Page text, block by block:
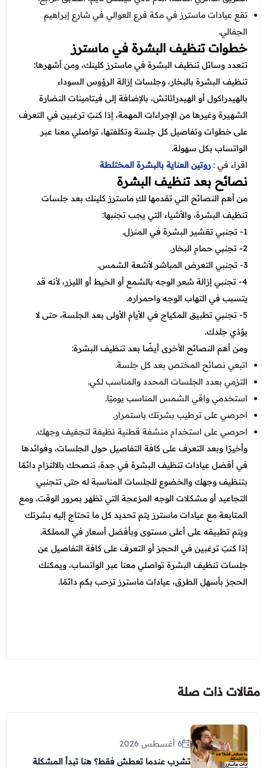
تقع عيادات ماسترز في مكة فرع العوالي في شارع إبراهيم
الجفالي.
خطوات تنظيف البشرة في ماسترز
تتعدد وسائل تنظيف البشرة في ماسترز كلينك، ومن أشهرها:
تنظيف البشرة بالبخار، وجلسات إزالة الرؤوس السوداء
بالهيدراكول أو الهيدراتاتش، بالإضافة إلى فيتامينات النضارة
الشهيرة وغيرها من الإجراءات المهمة، إذا كنتِ ترغبين في التعرف
على خطوات وتفاصيل كل جلسة وتكلفتها، تواصلي معنا عبر
الواتساب بكل سهولة.
اقراء في :روتين العناية بالبشرة المختلطة
نصائح بعد تنظيف البشرة
من أهم النصائح التي تقدمها لكِ ماسترز كلينك بعد جلسات
تنظيف البشرة، والأشياء التي يجب تجنبها:
1- تجنبي تقشير البشرة في المنزل.
2- تجنبي حمام البخار.
3- تجنبي التعرض المباشر لأشعة الشمس.
4- تجنبي إزالة شعر الوجه بالشمع أو الخيط أو الليزر، لأنه قد
يتسبب في التهاب الوجه واحمراره.
5- تجنبي تطبيق المكياج في الأيام الأولى بعد الجلسة، حتى لا
يؤذي جلدك.
ومن أهم النصائح الأخرى أيضًا بعد تنظيف البشرة:
اتبعي نصائح المختص بعد كل جلسة.
التزمي بعدد الجلسات المحدد والمناسب لكي.
استخدمي واقي الشمس المناسب يوميًا.
احرصي على ترطيب بشرتك باستمرار.
احرصي على استخدام منشفة قطنية نظيفة لتجفيف وجهك.
وأخيرًا وبعد التعرف على كافة التفاصيل حول الجلسات، وفوائدها
في أفضل عيادات تنظيف البشرة في جدة، ننصحك بالالتزام دائمًا
بتنظيف وجهك والخضوع للجلسات المناسبة له حتى تتجنبي
التجاعيد أو مشكلات الوجه المزعجة التي تظهر بمرور الوقت، ومع
المتابعة مع عيادات ماسترز يتم تحديد كل ما تحتاج إليه بشرتك
ويتم تطبيقه على أعلى مستوى وبأفضل أسعار في المملكة.
إذا كنتِ ترغبين في الحجز أو التعرف على كافة التفاصيل عن
جلسات تنظيف البشرة تواصلي معنا عبر الواتساب، ويمكنك
الحجز بأسهل الطرق، عيادات ماسترز ترحب بكم دائمًا.
مقالات ذات صلة
6 أغسطس 2026
تشرب عندما تعطش فقط؟ هنا تبدأ المشكلة